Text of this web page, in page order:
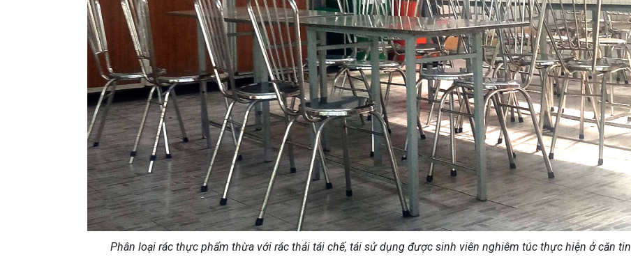
Phân loại rác thực phẩm thừa với rác thải tái chế, tái sử dụng được sinh viên nghiêm túc thực hiện ở căn tin